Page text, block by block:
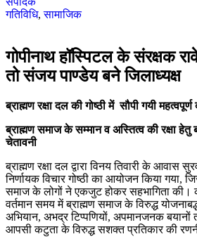
गतिविधि,सामाजिक
गोपीनाथ हॉस्पिटल के संरक्षक
तो संजय पाण्डेय बने जिलाध्यक्ष
ब्राह्मण रक्षा दल की गोष्ठी में सौपी गयी महत्वपूर्ण
ब्राह्मण समाज के सम्मान व अस्तित्व की रक्षा हेतु
चेतावनी
ब्राह्मण रक्षा दल द्वारा विनय तिवारी के आवास
निर्णायक विचार गोष्ठी का आयोजन किया गया,
समाज के लोगों ने एकजुट होकर सहभागिता की।
वर्तमान समय में ब्राह्मण समाज के विरुद्ध
अभियान, अभद्र टिप्पणियों, अपमानजनक बयानों
आपसी कटुता के विरुद्ध सशक्त प्रतिकार की